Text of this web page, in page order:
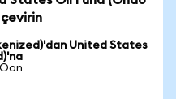
çevirin
United States